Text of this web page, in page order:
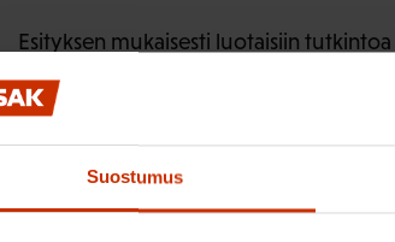
Suostumus
Esityksen mukaisesti luotaisiin
korkeakoulujen
koskevat säädökset, parantaa
valtakunnallista tunnustamista ja
koulutuksen sisältöä ja asemaa